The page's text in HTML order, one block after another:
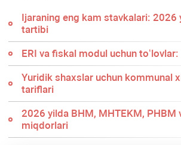
Ijaraning eng kam stavkalari: 2026
tartibi
ERI va fiskal modul uchun
Yuridik shaхslar uchun kommunal
tariflari
2026 yilda BHM, MHTEKM, PHBM
miqdorlari